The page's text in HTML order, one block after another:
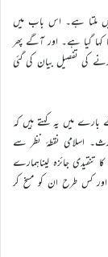
کے باب 16 کے بعد حضرت ہاجرہ کا ذکر باب 21 میں ملتا ہے۔ اس باب میں
کہا گیا ہے۔ اور آگے پھر
کی تفصیل بیان کی گئی
میں یہ کہتے ہیں کہ
اسلامی نقطۂ نظر سے
تنقیدی جائزہ لیناہمارے
کس طرح ان کو مسخ کر